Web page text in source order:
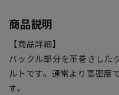
商品説明
【商品詳細】
バックル部分を革巻きした
ルトです。通常より高密度
す。